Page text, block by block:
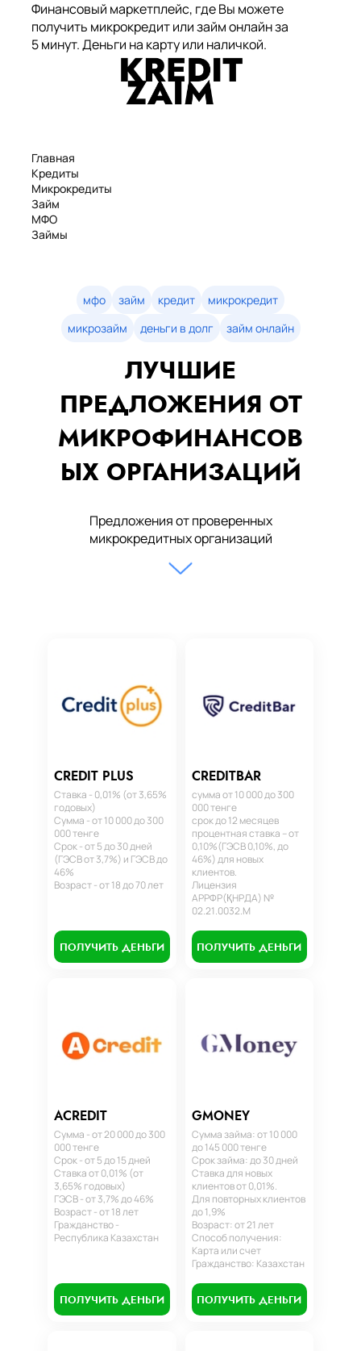
Финансовый маркетплейс, где Вы можете
получить микрокредит или займ онлайн за
5 минут. Деньги на карту или наличкой.
Главная
Кредиты
Микрокредиты
Займ
МФО
Займы
Займы онлайн
Денежные кредиты
мфо займ кредит
микрокредит
микрозайм
деньги в долг займ онлайн
ЛУЧШИЕ
ПРЕДЛОЖЕНИЯ ОТ
МИКРОФИНАНСОВ
ЫХ ОРГАНИЗАЦИЙ
Предложения от проверенных
микрокредитных организаций
CREDIT PLUS
Ставка - 0,01% (от 3,65%
годовых)
Сумма - от 10 000 до 300
000 тенге
Срок - от 5 до 30 дней
(ГЭСВ от 3,7%) и ГЭСВ до
46%
Возраст - от 18 до 70 лет
ПОЛУЧИТЬ ДЕНЬГИ
CREDITBAR
сумма от 10 000 до 300
000 тенге
срок до 12 месяцев
процентная ставка – от
0,10%(ГЭСВ 0,10%, до
46%) для новых
клиентов.
Лицензия
АРРФР(ҚНРДА) №
02.21.0032.М
ПОЛУЧИТЬ ДЕНЬГИ
ACREDIT
Сумма - от 20 000 до 300
000 тенге
Срок - от 5 до 15 дней
Ставка от 0,01% (от
3,65% годовых)
ГЭСВ - от 3,7% до 46%
Возраст - от 18 лет
Гражданство -
Республика Казахстан
ПОЛУЧИТЬ ДЕНЬГИ
GMONEY
Сумма займа: от 10 000
до 145 000 тенге
Срок займа: до 30 дней
Ставка для новых
клиентов от 0,01%.
Для повторных клиентов
до 1,9%
Возраст: от 21 лет
Способ получения:
Карта или счет
Гражданство: Казахстан
ПОЛУЧИТЬ ДЕНЬГИ